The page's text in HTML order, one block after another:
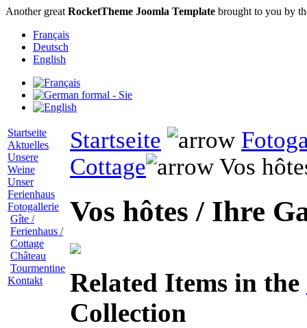
Another great RocketTheme Joomla Template brought to you by
Français
Deutsch
English
Startseite
Aktuelles
Unsere
Weine
Unser
Ferienhaus
Fotogallerie
Gîte /
Ferienhaus /
Cottage
Château
Tourmentine
Kontakt
Startseite
Cottage
Vos
Vos hôtes / Ihre
Related Items in the
Collection